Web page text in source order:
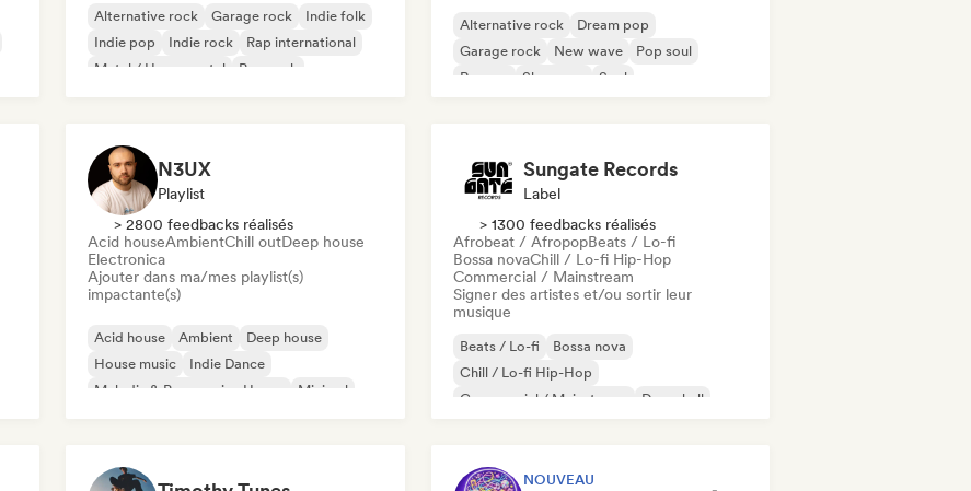
Alternative rock Garage rock
Indie folk
Indie pop
Indie rock
Rap international
Metal / Heavy metal
Pop rock
Alternative rock
Dream pop
Garage rock
New wave
Pop soul
Reggae
Shoegaze Soul
N3UX
Playlist
> 2800 feedbacks réalisés
Acid houseAmbientChill outDeep house
Electronica
Ajouter dans ma/mes playlist(s)
impactante(s)
Acid house Ambient
Deep house
House music
Indie Dance
Melodic & Progressive House
Minimal
Sungate Records
Label
> 1300 feedbacks réalisés
Afrobeat / AfropopBeats / Lo-fi
Bossa novaChill / Lo-fi Hip-Hop
Commercial / Mainstream
Signer des artistes et/ou sortir leur
musique
Beats / Lo-fi
Bossa nova
Chill / Lo-fi Hip-Hop
Commercial / Mainstream
Dancehall
NOUVEAU